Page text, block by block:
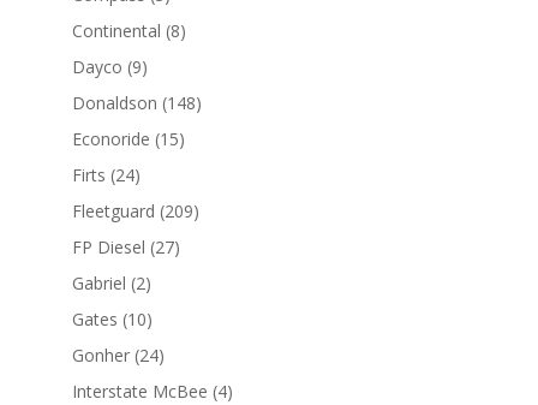
productos
Continental 88
Dayco 99
productos
Donaldson 148148
Econoride 1515
Firts 2424
productos
Fleetguard 209209
FP Diesel 2727
Gabriel 22
productos
Gates 1010
productos
Gonher 2424
productos
Interstate McBee 44